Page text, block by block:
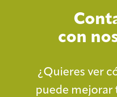
con
¿Quieres ver
puede mejorar